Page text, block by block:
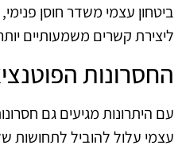
ביטחון עצמי משדר חוסן
ליצירת קשרים משמעותיים
החסרונות
עם היתרונות מגיעים גם
עצמי עלול להוביל לתחושות